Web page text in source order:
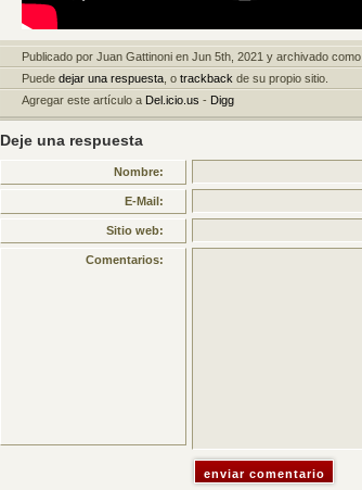
Publicado por Juan Gattinoni en Jun 5th, 2021 y archivado como
Puede dejar una respuesta , o trackback de su propio sitio.
Agregar este artículo a Del.icio.us - Digg
Deje una respuesta
Nombre:
E-Mail:
Sitio web:
Comentarios: